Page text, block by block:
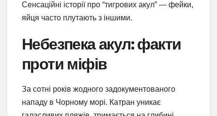
Сенсаційні історії про “тигрових акул” — фейки,
яйця часто плутають з іншими.
Небезпека акул: факти
проти міфів
За сотні років жодного задокументованого
нападу в Чорному морі. Катран уникає